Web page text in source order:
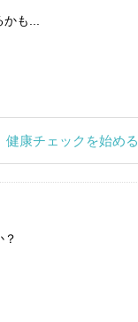
も...
健康チェックを始める